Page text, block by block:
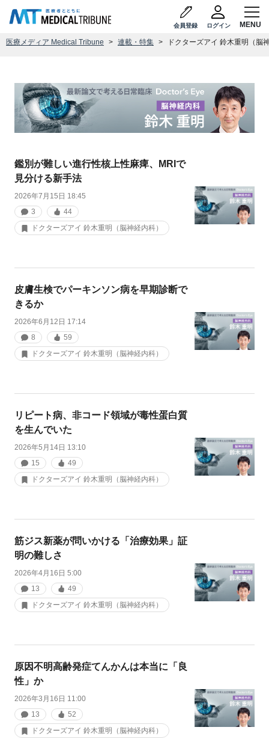
会員登録 ログイン
医療メディア Medical Tribune 連載・特集 ドクターズアイ 鈴木重明（脳
鑑別が難しい進行性核上性麻痺、MRIで
見分ける新手法
2026年7月15日 18:45
3
44
ドクターズアイ 鈴木重明（脳神経内科）
皮膚生検でパーキンソン病を早期診断で
きるか
2026年6月12日 17:14
8
59
ドクターズアイ 鈴木重明（脳神経内科）
リピート病、非コード領域が毒性蛋白質
を生んでいた
2026年5月14日 13:10
15
49
ドクターズアイ 鈴木重明（脳神経内科）
筋ジス新薬が問いかける「治療効果」証
明の難しさ
2026年4月16日 5:00
13
49
ドクターズアイ 鈴木重明（脳神経内科）
原因不明高齢発症てんかんは本当に「良
性」か
2026年3月16日 11:00
13
52
ドクターズアイ 鈴木重明（脳神経内科）